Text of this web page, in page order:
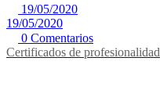
19/05/2020
19/05/2020
0 Comentarios
Certificados de profesionalidad